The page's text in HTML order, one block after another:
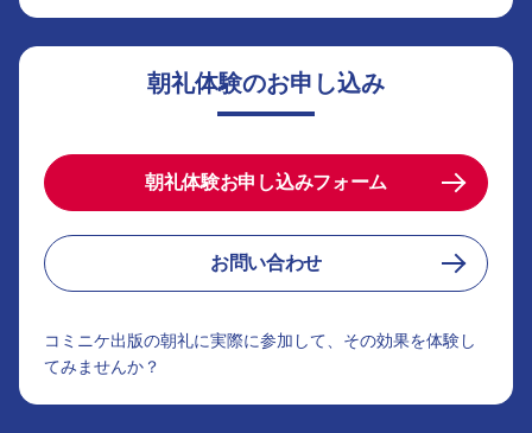
朝礼体験のお申し込み
朝礼体験お申し込みフォーム
お問い合わせ
コミニケ出版の朝礼に実際に参加して、その効果を体験し
てみませんか？